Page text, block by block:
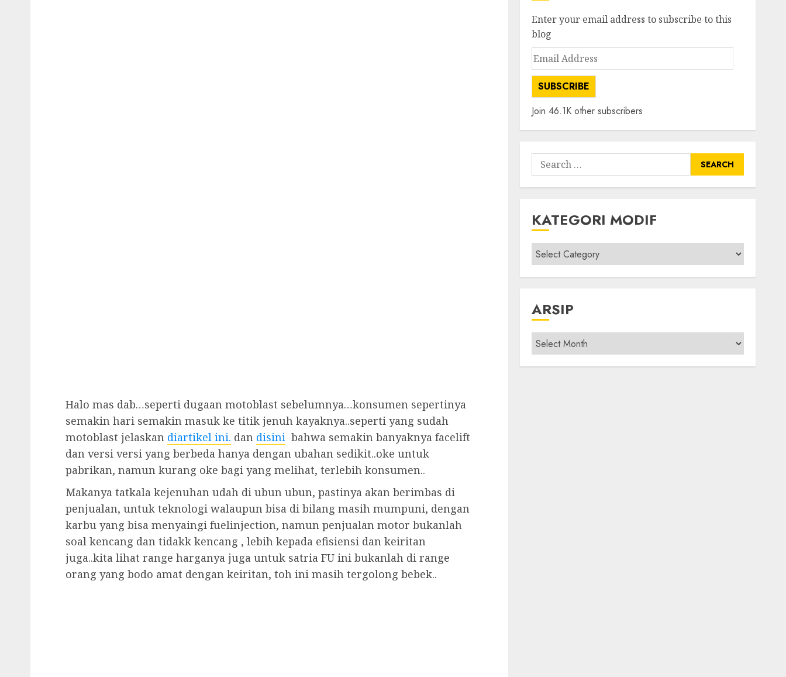
Halo mas dab…seperti dugaan motoblast sebelumnya…konsumen sepertinya
semakin hari semakin masuk ke titik jenuh kayaknya..seperti yang sudah
motoblast jelaskan diartikel ini. dan disini bahwa semakin banyaknya facelift
dan versi versi yang berbeda hanya dengan ubahan sedikit..oke untuk
pabrikan, namun kurang oke bagi yang melihat, terlebih konsumen..
Makanya tatkala kejenuhan udah di ubun ubun, pastinya akan berimbas di
penjualan, untuk teknologi walaupun bisa di bilang masih mumpuni, dengan
karbu yang bisa menyaingi fuelinjection, namun penjualan motor bukanlah
soal kencang dan tidakk kencang , lebih kepada efisiensi dan keiritan
juga..kita lihat range harganya juga untuk satria FU ini bukanlah di range
orang yang bodo amat dengan keiritan, toh ini masih tergolong bebek..
Enter your email address to subscribe to this
blog
Email
Address
SUBSCRIBE
Join 46.1K other subscribers
Search
for:
KATEGORI MODIF
Kategori
modif
ARSIP
Arsip